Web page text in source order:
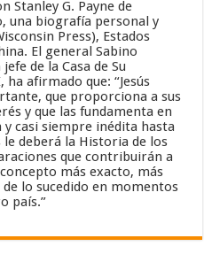
Stanley G. Payne de
una biografía personal y
Press), Estados
El general Sabino
de la Casa de Su
ha afirmado que: “Jesús
que proporciona a sus
y que las fundamenta en
casi siempre inédita hasta
le deberá la Historia de los
que contribuirán a
más exacto, más
lo sucedido en momentos
país.”